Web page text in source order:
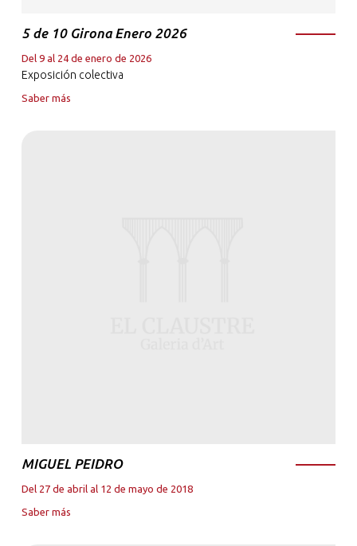
5 de 10 Girona Enero 2026
Del 9 al 24 de enero de 2026
Exposición colectiva
Saber más
MIGUEL PEIDRO
Del 27 de abril al 12 de mayo de 2018
Saber más